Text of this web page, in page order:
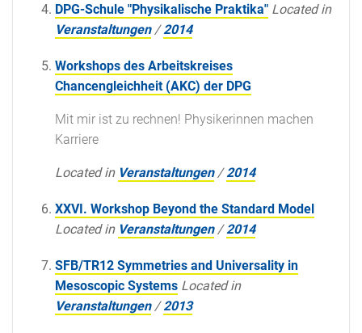
DPG-Schule "Physikalische Praktika" Located in
Veranstaltungen /2014
Workshops des Arbeitskreises
Chancengleichheit (AKC) der DPG
Mit mir ist zu rechnen! Physikerinnen machen
Karriere
Located in Veranstaltungen /2014
XXVI. Workshop Beyond the Standard Model
Located in Veranstaltungen /2014
SFB/TR12 Symmetries and Universality in
Mesoscopic Systems Located in
Veranstaltungen /2013